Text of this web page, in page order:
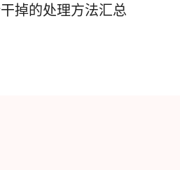
掉的处理方法汇总